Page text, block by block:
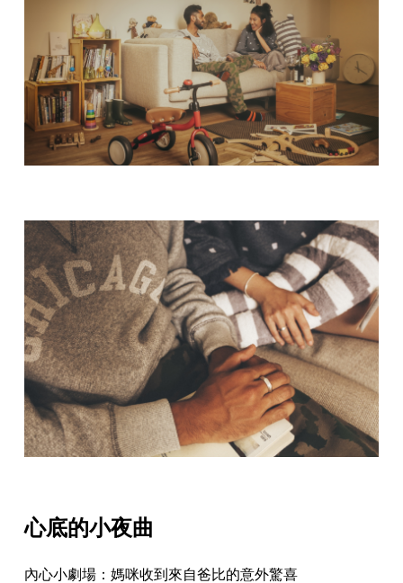
心底的小夜曲
內心小劇場：媽咪收到來自爸比的意外驚喜